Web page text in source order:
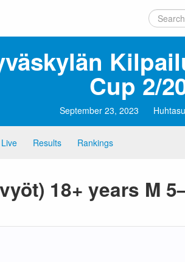
Cup 2/
September 23, 2023
Live Results Rankings
18+ years M